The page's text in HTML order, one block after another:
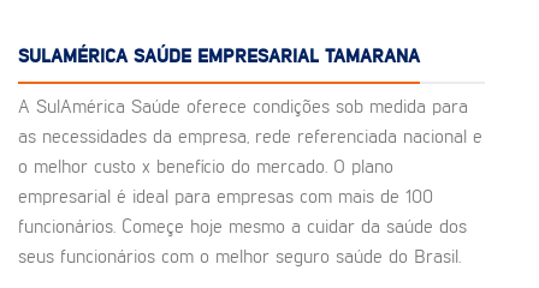
SULAMÉRICA SAÚDE EMPRESARIAL TAMARANA
A SulAmérica Saúde oferece condições sob medida para
as necessidades da empresa, rede referenciada nacional e
o melhor custo x benefício do mercado. O plano
empresarial é ideal para empresas com mais de 100
funcionários. Começe hoje mesmo a cuidar da saúde dos
seus funcionários com o melhor seguro saúde do Brasil.